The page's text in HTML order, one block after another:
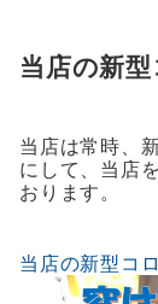
当店の新
当店は常時、
にして、当店
おります。
当店の新型コ